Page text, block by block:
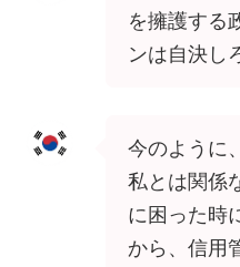
を擁護する
ンは自決し
今のように
私とは関係
に困った時
から、信用